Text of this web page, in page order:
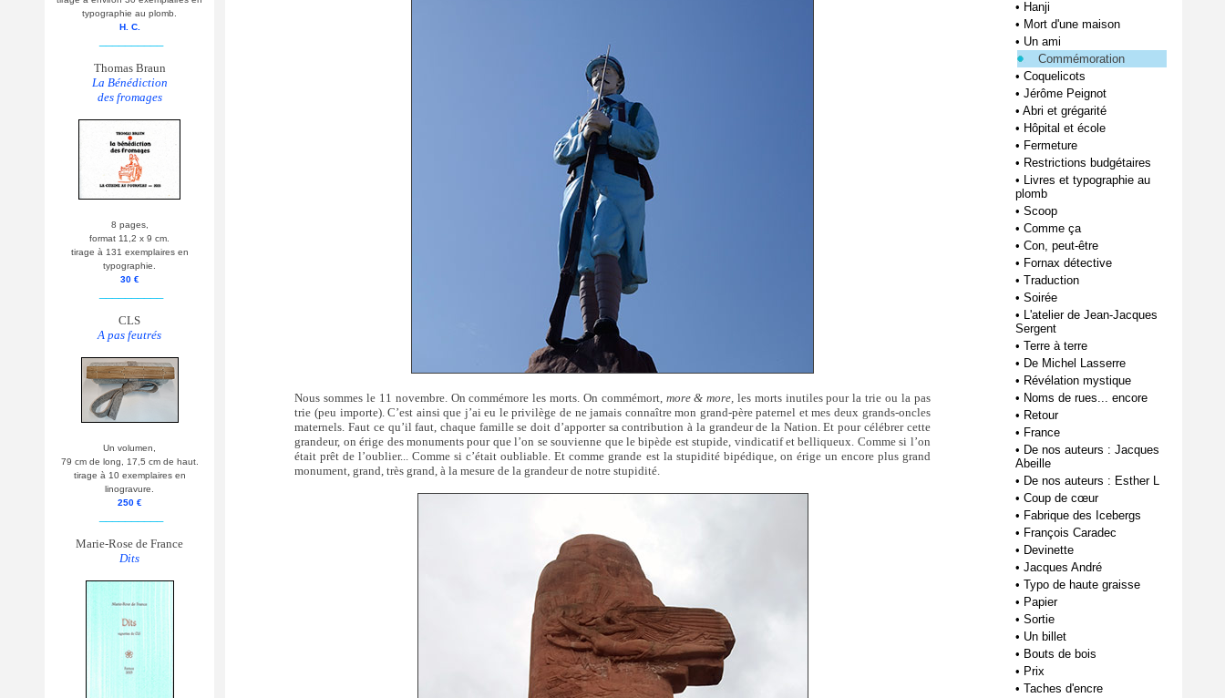
typographie au plomb.
H. C.
Thomas Braun
La Bénédiction
des fromages
8 pages,
format 11,2 x 9 cm.
tirage à 131 exemplaires en
typographie.
30 €
CLS
A pas feutrés
Un volumen,
79 cm de long, 17,5 cm de haut.
tirage à 10 exemplaires en
linogravure.
250 €
Marie-Rose de France
Dits
Nous sommes le 11 novembre. On commémore les morts. On commémort, more & more, les morts inutiles pour la trie ou la pas
trie (peu importe). C’est ainsi que j’ai eu le privilège de ne jamais connaître mon grand-père paternel et mes deux grands-oncles
maternels. Faut ce qu’il faut, chaque famille se doit d’apporter sa contribution à la grandeur de la Nation. Et pour célébrer cette
grandeur, on érige des monuments pour que l’on se souvienne que le bipède est stupide, vindicatif et belliqueux. Comme si l’on
était prêt de l’oublier... Comme si c’était oubliable. Et comme grande est la stupidité bipédique, on érige un encore plus grand
monument, grand, très grand, à la mesure de la grandeur de notre stupidité.
• Hanji
• Mort d'une maison
• Un ami
Commémoration
• Coquelicots
• Jérôme Peignot
• Abri et grégarité
• Hôpital et école
• Fermeture
• Restrictions budgétaires
• Livres et typographie au
plomb
• Scoop
• Comme ça
• Con, peut-être
• Fornax détective
• Traduction
• Soirée
• L'atelier de Jean-Jacques
Sergent
• Terre à terre
• De Michel Lasserre
• Révélation mystique
• Noms de rues... encore
• Retour
• France
• De nos auteurs : Jacques
Abeille
• De nos auteurs : Esther L
• Coup de cœur
• Fabrique des Icebergs
• François Caradec
• Devinette
• Jacques André
• Typo de haute graisse
• Papier
• Sortie
• Un billet
• Bouts de bois
• Prix
• Taches d'encre